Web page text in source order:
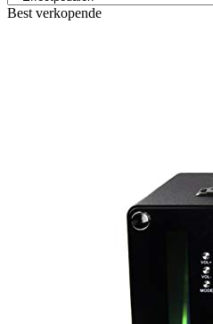
Best verkopende